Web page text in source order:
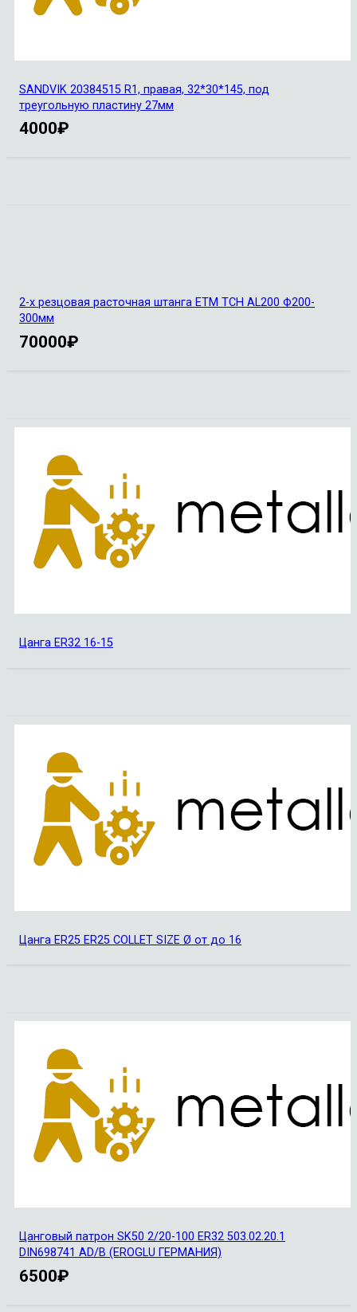
SANDVIK 20384515 R1, правая, 32*30*145, под
треугольную пластину 27мм
4000₽
2-х резцовая расточная штанга ETM TCH AL200 Ф200-
300мм
70000₽
Цанга ER32 16-15
Цанга ER25 ER25 COLLET SIZE Ø от до 16
Цанговый патрон SK50 2/20-100 ER32 503.02.20.1
DIN698741 AD/B (EROGLU ГЕРМАНИЯ)
6500₽